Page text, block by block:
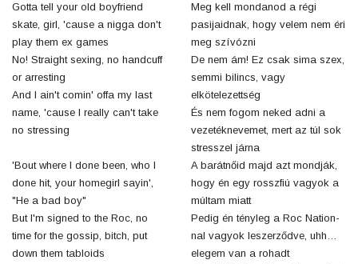
Gotta tell your old boyfriend
skate, girl, 'cause a nigga don't
play them ex games
No! Straight sexing, no handcuff
or arresting
And I ain't comin' offa my last
name, 'cause I really can't take
no stressing
'Bout where I done been, who I
done hit, your homegirl sayin',
"He a bad boy"
But I'm signed to the Roc, no
time for the gossip, bitch, put
down them tabloids
Meg kell mondanod a régi
pasijaidnak, hogy velem nem éri
meg szívózni
De nem ám! Ez csak sima szex,
semmi bilincs, vagy
elkötelezettség
És nem fogom neked adni a
vezetéknevemet, mert az túl sok
stresszel járna
A barátnőid majd azt mondják,
hogy én egy rosszfiú vagyok a
múltam miatt
Pedig én tényleg a Roc Nation-
nal vagyok leszerződve, uhh…
elegem van a rohadt